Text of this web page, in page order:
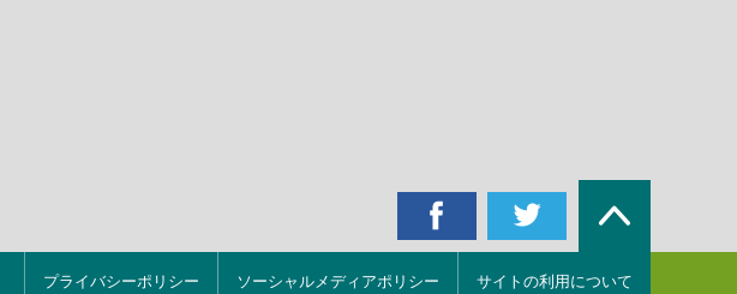
プライバシーポリシー ソーシャルメディアポリシー サイトの利用について